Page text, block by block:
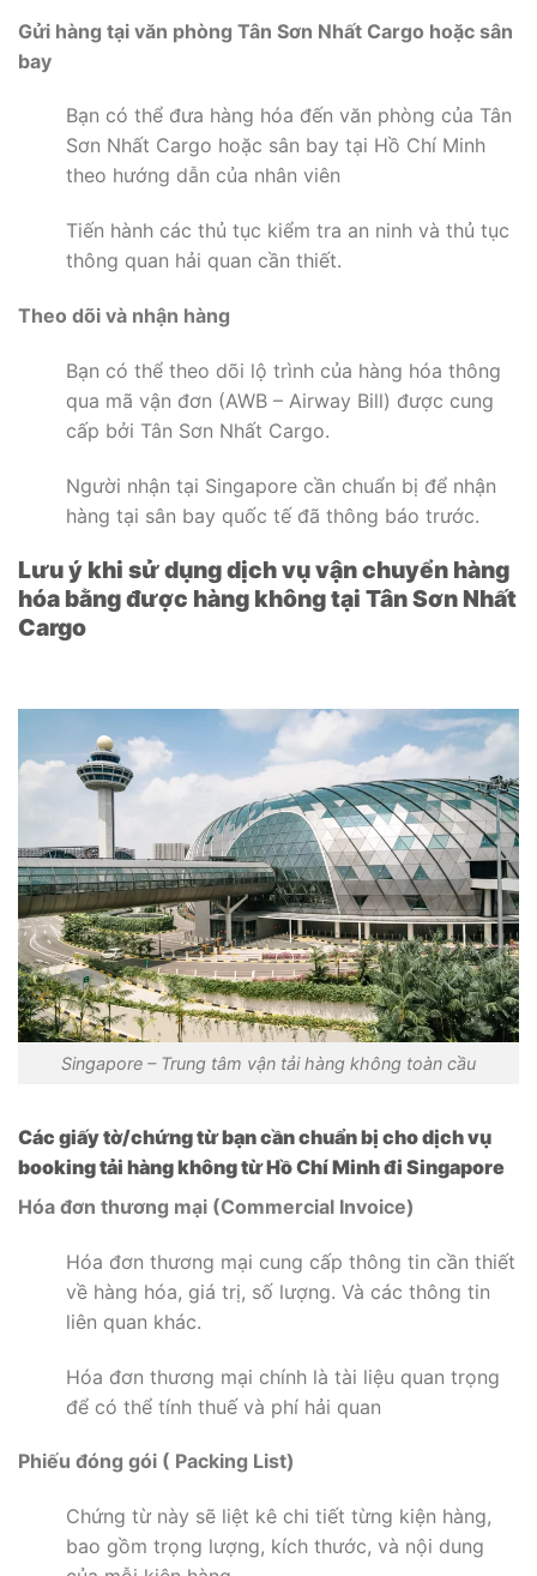
Gửi hàng tại văn phòng Tân Sơn Nhất Cargo hoặc sân
bay
Bạn có thể đưa hàng hóa đến văn phòng của Tân
Sơn Nhất Cargo hoặc sân bay tại Hồ Chí Minh
theo hướng dẫn của nhân viên
Tiến hành các thủ tục kiểm tra an ninh và thủ tục
thông quan hải quan cần thiết.
Theo dõi và nhận hàng
Bạn có thể theo dõi lộ trình của hàng hóa thông
qua mã vận đơn (AWB – Airway Bill) được cung
cấp bởi Tân Sơn Nhất Cargo.
Người nhận tại Singapore cần chuẩn bị để nhận
hàng tại sân bay quốc tế đã thông báo trước.
Lưu ý khi sử dụng dịch vụ vận chuyển hàng
hóa bằng được hàng không tại Tân Sơn Nhất
Cargo
Singapore – Trung tâm vận tải hàng không toàn cầu
Các giấy tờ/chứng từ bạn cần chuẩn bị cho dịch vụ
booking tải hàng không từ Hồ Chí Minh đi Singapore
Hóa đơn thương mại (Commercial Invoice)
Hóa đơn thương mại cung cấp thông tin cần thiết
về hàng hóa, giá trị, số lượng. Và các thông tin
liên quan khác.
Hóa đơn thương mại chính là tài liệu quan trọng
để có thể tính thuế và phí hải quan
Phiếu đóng gói ( Packing List)
Chứng từ này sẽ liệt kê chi tiết từng kiện hàng,
bao gồm trọng lượng, kích thước, và nội dung